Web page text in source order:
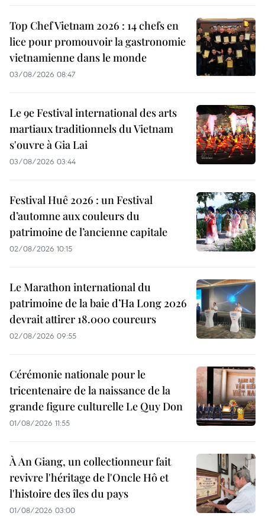
Top Chef Vietnam 2026 : 14 chefs en
lice pour promouvoir la gastronomie
vietnamienne dans le monde
03/08/2026 08:47
Le 9e Festival international des arts
martiaux traditionnels du Vietnam
s'ouvre à Gia Lai
03/08/2026 03:44
Festival Huê 2026 : un Festival
d’automne aux couleurs du
patrimoine de l’ancienne capitale
02/08/2026 10:15
Le Marathon international du
patrimoine de la baie d’Ha Long 2026
devrait attirer 18.000 coureurs
02/08/2026 09:55
Cérémonie nationale pour le
tricentenaire de la naissance de la
grande figure culturelle Le Quy Don
01/08/2026 11:55
À An Giang, un collectionneur fait
revivre l'héritage de l'Oncle Hô et
l'histoire des îles du pays
01/08/2026 03:00